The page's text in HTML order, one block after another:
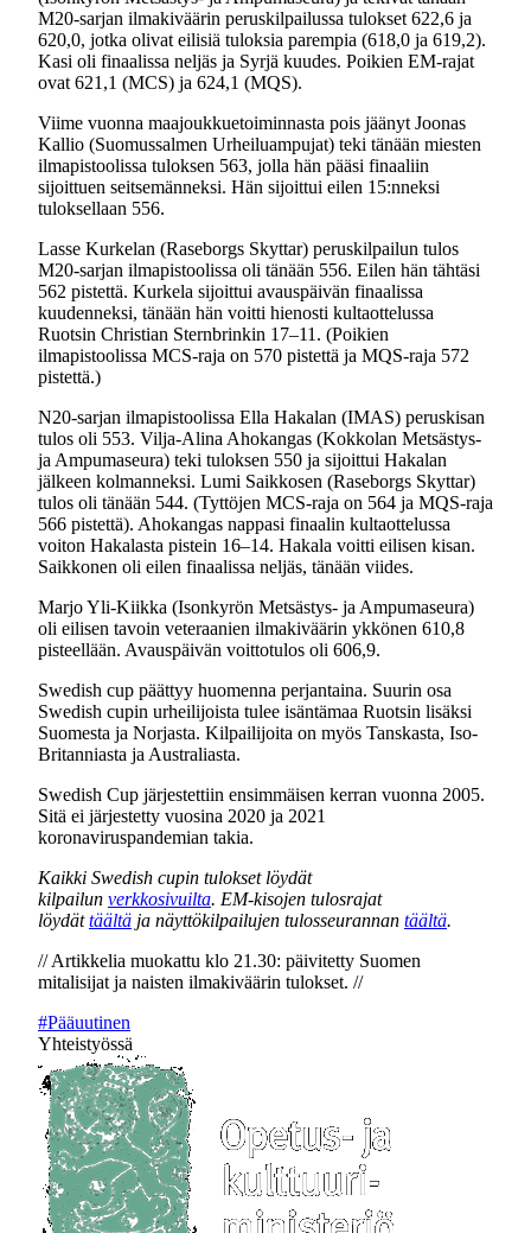
M20-sarjan ilmakiväärin peruskilpailussa tulokset 622,6 ja
620,0, jotka olivat eilisiä tuloksia parempia (618,0 ja 619,2).
Kasi oli finaalissa neljäs ja Syrjä kuudes. Poikien EM-rajat
ovat 621,1 (MCS) ja 624,1 (MQS).
Viime vuonna maajoukkuetoiminnasta pois jäänyt Joonas
Kallio (Suomussalmen Urheiluampujat) teki tänään miesten
ilmapistoolissa tuloksen 563, jolla hän pääsi finaaliin
sijoittuen seitsemänneksi. Hän sijoittui eilen 15:nneksi
tuloksellaan 556.
Lasse Kurkelan (Raseborgs Skyttar) peruskilpailun tulos
M20-sarjan ilmapistoolissa oli tänään 556. Eilen hän tähtäsi
562 pistettä. Kurkela sijoittui avauspäivän finaalissa
kuudenneksi, tänään hän voitti hienosti kultaottelussa
Ruotsin Christian Sternbrinkin 17–11. (Poikien
ilmapistoolissa MCS-raja on 570 pistettä ja MQS-raja 572
pistettä.)
N20-sarjan ilmapistoolissa Ella Hakalan (IMAS) peruskisan
tulos oli 553. Vilja-Alina Ahokangas (Kokkolan Metsästys-
ja Ampumaseura) teki tuloksen 550 ja sijoittui Hakalan
jälkeen kolmanneksi. Lumi Saikkosen (Raseborgs Skyttar)
tulos oli tänään 544. (Tyttöjen MCS-raja on 564 ja MQS-raja
566 pistettä). Ahokangas nappasi finaalin kultaottelussa
voiton Hakalasta pistein 16–14. Hakala voitti eilisen kisan.
Saikkonen oli eilen finaalissa neljäs, tänään viides.
Marjo Yli-Kiikka (Isonkyrön Metsästys- ja Ampumaseura)
oli eilisen tavoin veteraanien ilmakiväärin ykkönen 610,8
pisteellään. Avauspäivän voittotulos oli 606,9.
Swedish cup päättyy huomenna perjantaina. Suurin osa
Swedish cupin urheilijoista tulee isäntämaa Ruotsin lisäksi
Suomesta ja Norjasta. Kilpailijoita on myös Tanskasta, Iso-
Britanniasta ja Australiasta.
Swedish Cup järjestettiin ensimmäisen kerran vuonna 2005.
Sitä ei järjestetty vuosina 2020 ja 2021
koronaviruspandemian takia.
Kaikki Swedish cupin tulokset löydät
kilpailun verkkosivuilta. EM-kisojen tulosrajat
löydättäältä ja näyttökilpailujen tulosseurannan täältä.
// Artikkelia muokattu klo 21.30: päivitetty Suomen
mitalisijat ja naisten ilmakiväärin tulokset. //
#Pääuutinen
Yhteistyössä